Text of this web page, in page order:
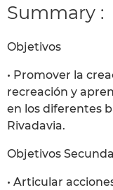
Summary :
Objetivos
• Promover la
recreación y
en los diferentes
Rivadavia.
Objetivos
• Articular